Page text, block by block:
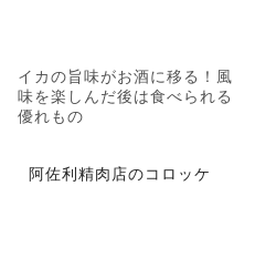
イカの旨味がお酒に移る！風
味を楽しんだ後は食べられる
優れもの
阿佐利精肉店のコロッケ